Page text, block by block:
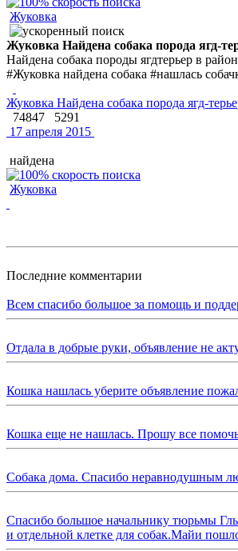
Жуковка
Жуковка Найдена собака порода ягд-
Найдена собака породы ягдтерьер в
#Жуковка найдена собака #нашлась
Жуковка Найдена собака порода ягд-
74847
5291
17 апреля 2015
найдена
Жуковка
Последние комментарии
Всем спасибо большое за помощь и
Отдала в добрые руки, объявление не
Кошка нашлась уберите объявление
Кошка еще не нашлась. Прошу все
Собака дома. Спасибо неравнодушным
Спасибо большое начальнику тюрьмы
и отдельной клетке для собак.Майи